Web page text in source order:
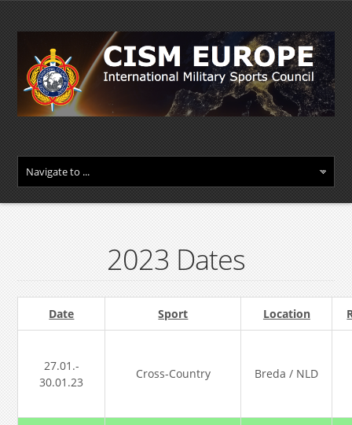
2023 Dates
Date Sport Location
27.01.-
30.01.23
Cross-Country Breda / NLD